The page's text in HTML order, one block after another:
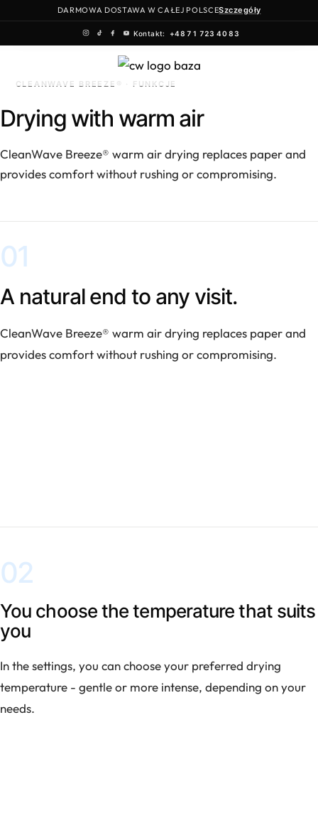
DARMOWA DOSTAWA W CAŁEJ POLSCESzczegóły
Kontakt: +48 71 723 40 83
CLEANWAVE BREEZE® · FUNKCJE
Drying with warm air
CleanWave Breeze® warm air drying replaces paper and
provides comfort without rushing or compromising.
01
A natural end to any visit.
CleanWave Breeze® warm air drying replaces paper and
provides comfort without rushing or compromising.
02
You choose the temperature that suits
you
In the settings, you can choose your preferred drying
temperature - gentle or more intense, depending on your
needs.